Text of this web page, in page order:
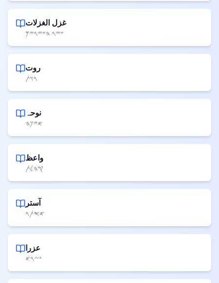
غزل الغزلات
𐤔𐤉𐤓 𐤄𐤔𐤉𐤓𐤉𐤌
روت
𐤓𐤅𐤕
نوحہ
𐤀𐤉𐤊𐤄
واعظ
𐤒𐤄𐤋𐤕
آستر
𐤀𐤎𐤕𐤓
عزرا
𐤏𐤆𐤓𐤀